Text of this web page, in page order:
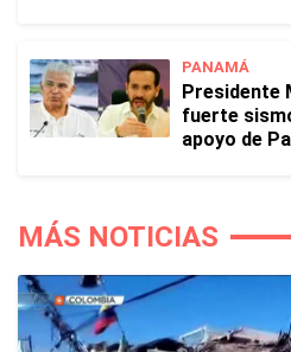
PANAMÁ
Presidente
fuerte
apoyo de
MÁS NOTICIAS